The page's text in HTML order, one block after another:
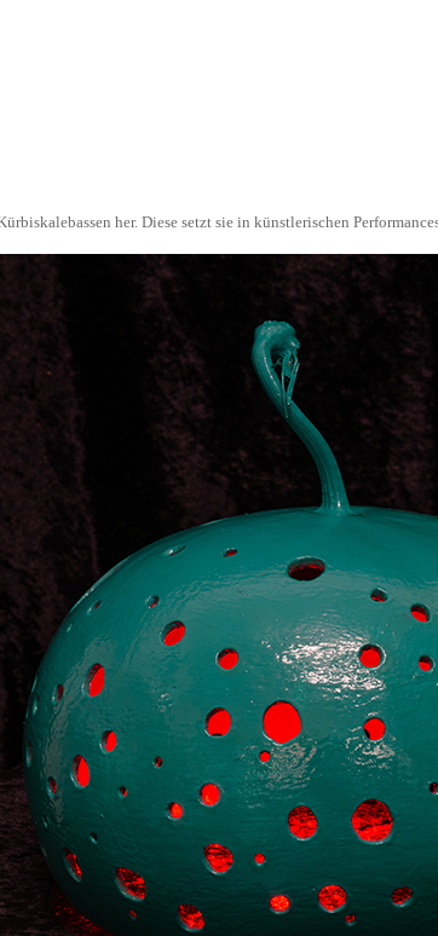
her. Diese setzt sie in künstlerischen